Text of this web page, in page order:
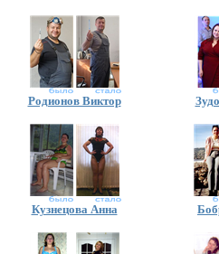
Родионов Виктор
Кузнецова Анна